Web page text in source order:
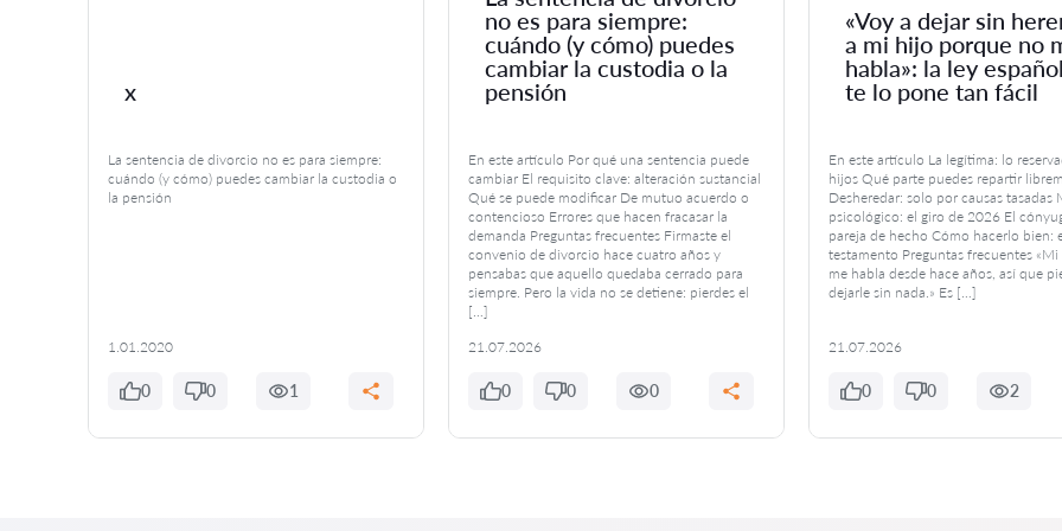
x
La sentencia de divorcio no es para siempre:
cuándo (y cómo) puedes cambiar la custodia o
la pensión
1.01.2020
0 0 1
no es para siempre:
cuándo (y cómo) puedes
cambiar la custodia o la
pensión
En este artículo Por qué una sentencia puede
cambiar El requisito clave: alteración sustancial
Qué se puede modificar De mutuo acuerdo o
contencioso Errores que hacen fracasar la
demanda Preguntas frecuentes Firmaste el
convenio de divorcio hace cuatro años y
pensabas que aquello quedaba cerrado para
siempre. Pero la vida no se detiene: pierdes el
[…]
21.07.2026
0 0 0
«Voy a dejar sin
a mi hijo porque no
habla»: la ley
te lo pone tan fácil
En este artículo La legítima: lo
hijos Qué parte puedes repartir
Desheredar: solo por causas tasadas
psicológico: el giro de 2026 El
pareja de hecho Cómo hacerlo bien:
testamento Preguntas frecuentes
me habla desde hace años, así que
dejarle sin nada.» Es […]
21.07.2026
0 0 2